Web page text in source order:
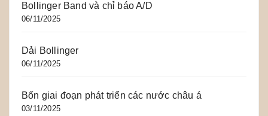
Bollinger Band và chỉ báo A/D
06/11/2025
Dải Bollinger
06/11/2025
Bốn giai đoạn phát triển các nước châu á
03/11/2025